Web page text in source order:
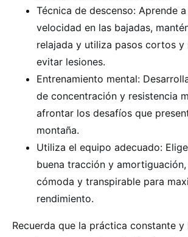
Técnica de descenso: Aprende
velocidad en las bajadas,
relajada y utiliza pasos cortos y
evitar lesiones.
Entrenamiento mental:
de concentración y resistencia
afrontar los desafíos que
montaña.
Utiliza el equipo adecuado:
buena tracción y
cómoda y transpirable para
rendimiento.
Recuerda que la práctica constante y